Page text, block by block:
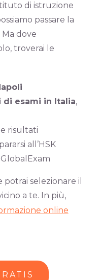
di istruzione
passare la
Ma dove
troverai le
di esami in Italia,
e risultati
all’HSK
selezionare il
a te. In più,
online